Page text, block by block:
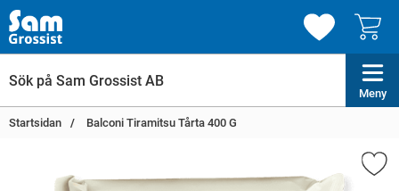
Meny
Startsidan Balconi Tiramitsu Tårta 400 G